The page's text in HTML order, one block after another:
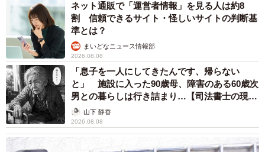
ネット通販で「運営者情報」を見る人は約8
割 信頼できるサイト・怪しいサイトの判断基
準とは？
まいどなニュース情報部
2026.08.08
「息子を一人にしてきたんです、帰らない
と」 施設に入った90歳母、障害のある60歳次
男との暮らしは行き詰まり…【司法書士の現場
から】山下 静香
2026.08.08